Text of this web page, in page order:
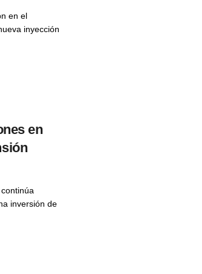
en el
inyección
en
inversión de